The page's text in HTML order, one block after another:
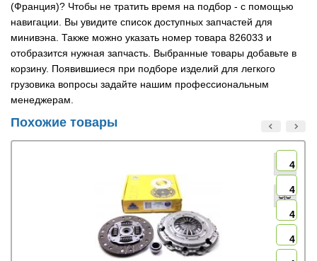
(Франция)? Чтобы не тратить время на подбор - с помощью
навигации. Вы увидите список доступных запчастей для
минивэна. Также можно указать номер товара 826033 и
отобразится нужная запчасть. Выбранные товары добавьте в
корзину. Появившиеся при подборе изделий для легкого
грузовика вопросы задайте нашим профессиональным
менеджерам.
Похожие товары
4
4
4
4